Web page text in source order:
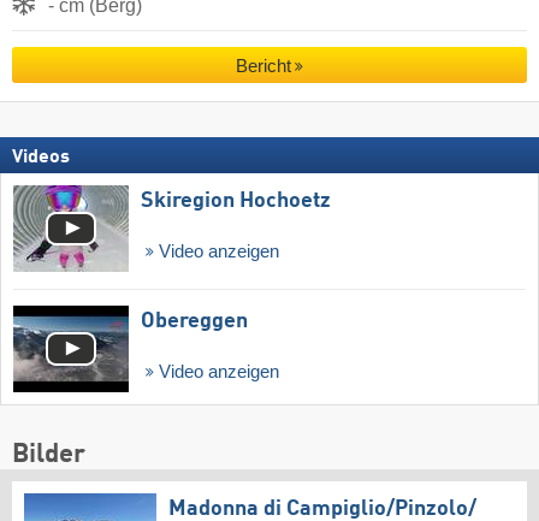
- cm (Berg)
Bericht
Videos
Skiregion Hochoetz
Video anzeigen
Obereggen
Video anzeigen
Bilder
Madonna di Campiglio/​Pinzolo/​